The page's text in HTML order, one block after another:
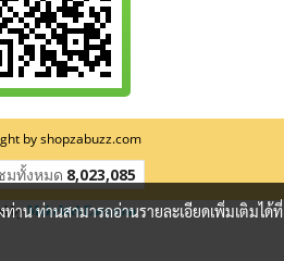
by shopzabuzz.com
มวันนี้ 221
byMakeWebEasy.com
าน ท่านสามารถอ่านรายละเอียดเพิ่มเติมได้ที่